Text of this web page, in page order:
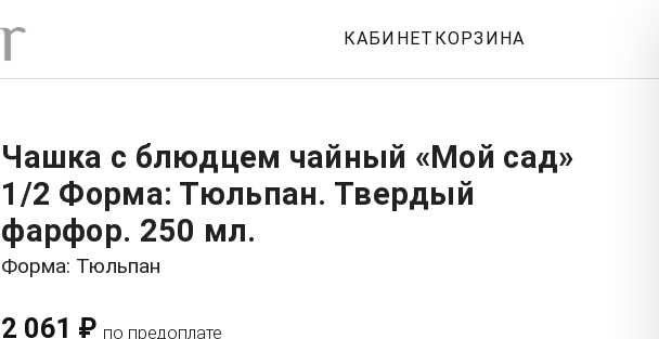
КАБИНЕТ КОРЗИНА
Чашка с блюдцем чайный «Мой сад»
1/2 Форма: Тюльпан. Твердый
фарфор. 250 мл.
Форма: Тюльпан
2 061 ₽ по предоплате